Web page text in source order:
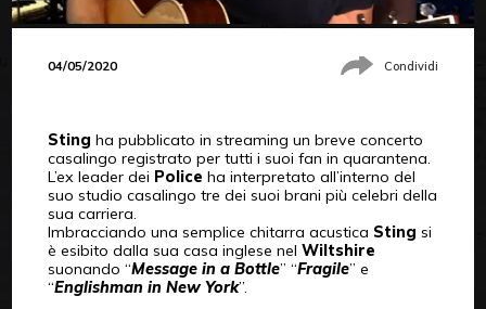
04/05/2020 Condividi
Sting ha pubblicato in streaming un breve concerto
casalingo registrato per tutti i suoi fan in quarantena.
L’ex leader dei Police ha interpretato all’interno del
suo studio casalingo tre dei suoi brani più celebri della
sua carriera.
Imbracciando una semplice chitarra acustica Sting si
è esibito dalla sua casa inglese nel Wiltshire
suonando “Message in a Bottle” “Fragile” e
“Englishman in New York”.